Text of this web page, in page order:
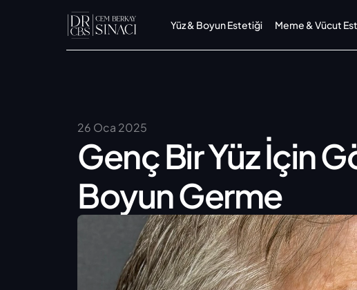
Yüz & Boyun Estetiği Meme & Vücut
26 Oca 2025
Genç Bir Yüz İçin
Boyun Germe